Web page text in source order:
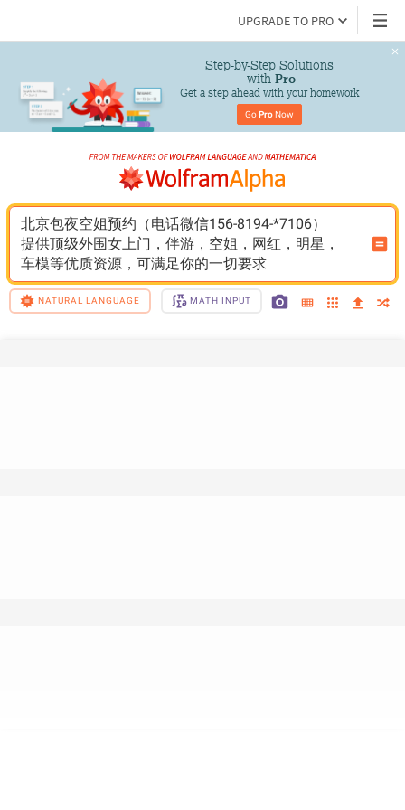
UPGRADE TO PRO
Step-by-Step Solutions
with Pro
Get a step ahead with your homework
Go Pro Now
北京包夜空姐预约（电话微信156-8194-*7106）
提供顶级外围女上门，伴游，空姐，网红，明星，
车模等优质资源，可满足你的一切要求
NATURAL LANGUAGE MATH INPUT